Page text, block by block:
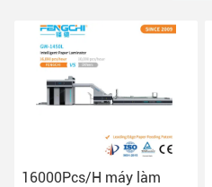
F-10mm Máy sơn phút tự